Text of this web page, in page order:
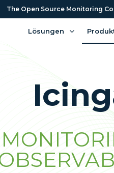
The Open Source Monitoring
Lösungen